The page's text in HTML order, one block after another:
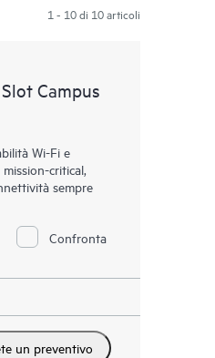
1 - 10 di 10 articoli
Campus
Wi-Fi e
critical,
sempre
Confronta
un preventivo